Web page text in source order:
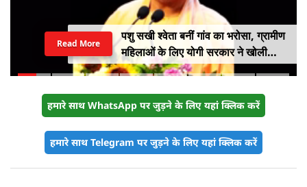
पशु सखी श्वेता बनीं गांव का भरोसा, ग्रामीण
महिलाओं के लिए योगी सरकार ने खोली
आत्मनिर्भरता की राह
Read More
हमारे साथ WhatsApp पर जुड़ने के लिए यहां क्लिक करें
हमारे साथ Telegram पर जुड़ने के लिए यहां क्लिक करें